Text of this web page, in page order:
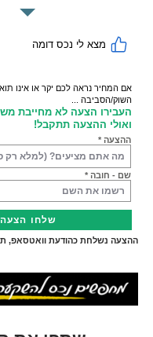
מצא לי נכס דומה
אם המחיר נראה לכם יקר או אינו
השוק/הסביבה ...
העבירו הצעה לא מחייבת
ואולי ההצעה תתקבל!
ההצעה
שם - חובה
שלחו הצעה
ההצעה נשלחת כהודעת וואטסאפ,